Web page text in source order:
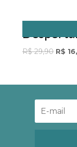
R$
R$29,90
R$
R$